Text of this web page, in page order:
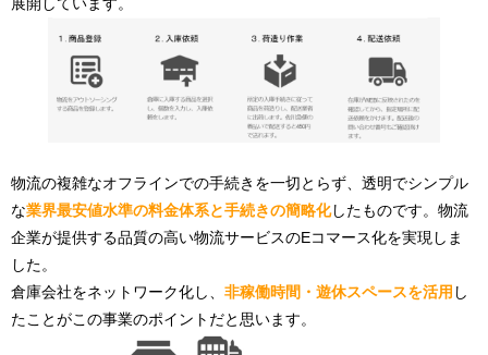
物流の複雑なオフラインでの手続きを一切とらず、透明でシンプル
な業界最安値水準の料金体系と手続きの簡略化したものです。物流
企業が提供する品質の高い物流サービスのEコマース化を実現しま
した。
倉庫会社をネットワーク化し、 非稼働時間・遊休スペースを活用 し
たことがこの事業のポイントだと思います。